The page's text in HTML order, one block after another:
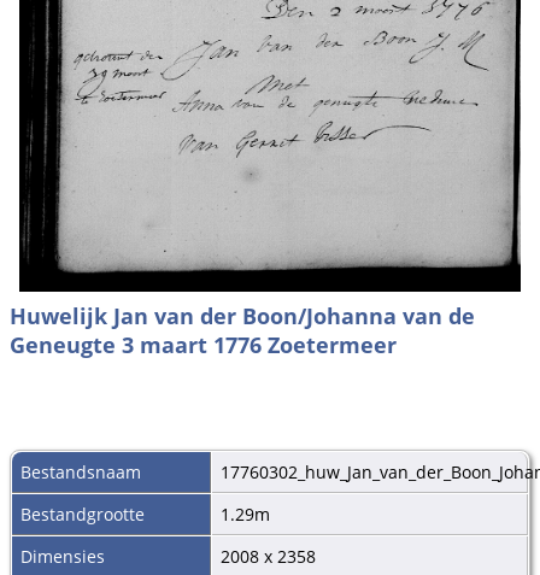
Huwelijk Jan van der Boon/Johanna van de
Geneugte 3 maart 1776 Zoetermeer
Bestandsnaam
Bestandgrootte
1.29m
Dimensies
2008 x 2358